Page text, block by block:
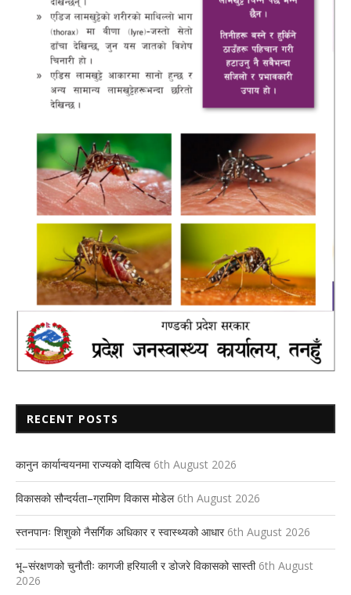
RECENT POSTS
कानुन कार्यान्वयनमा राज्यको दायित्व 6th August 2026
विकासको सौन्दर्यता–ग्रामिण विकास मोडेल 6th August 2026
स्तनपानः शिशुको नैसर्गिक अधिकार र स्वास्थ्यको आधार 6th August 2026
भू–संरक्षणको चुनौतीः कागजी हरियाली र डोजरे विकासको सास्ती 6th August
2026